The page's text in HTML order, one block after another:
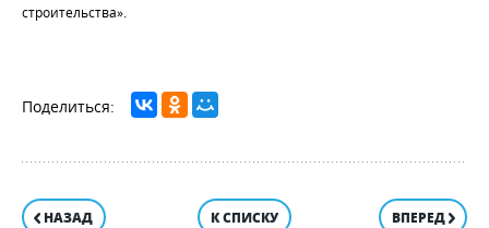
строительства».
НАЗАД К СПИСКУ ВПЕРЕД